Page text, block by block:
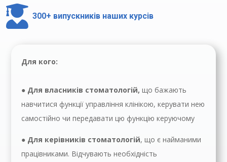
 300+ випускників наших курсів
Для кого:
● Для власників стоматологій, що бажають
навчитися функції управління клінікою, керувати нею
самостійно чи передавати цю функцію керуючому
● Для керівників стоматологій, що є найманими
працівниками. Відчувають необхідність